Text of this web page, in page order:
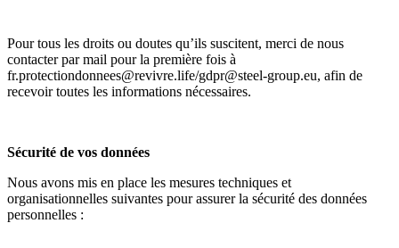
Pour tous les droits ou doutes qu’ils suscitent, merci de nous
contacter par mail pour la première fois à
fr.protectiondonnees@revivre.life/gdpr@steel-group.eu, afin de
recevoir toutes les informations nécessaires.
Sécurité de vos données
Nous avons mis en place les mesures techniques et
organisationnelles suivantes pour assurer la sécurité des données
personnelles :